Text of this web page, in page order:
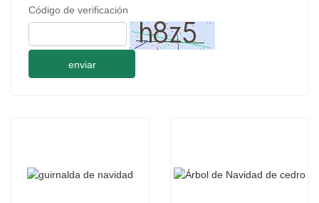
Código de verificación
enviar